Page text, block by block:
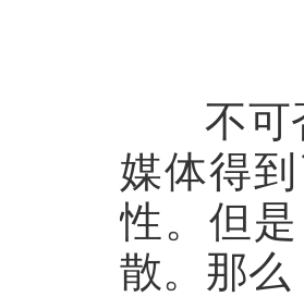
不可否
媒体得
性。但
散。那么